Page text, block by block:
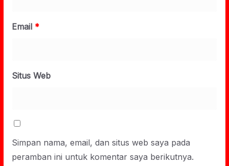
Email *
Situs Web
Simpan nama, email, dan situs web saya pada
peramban ini untuk komentar saya berikutnya.